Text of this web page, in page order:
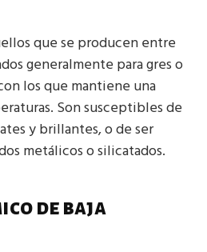
que se producen entre
generalmente para gres o
los que mantiene una
Son susceptibles de
y brillantes, o de ser
metálicos o silicatados.
de baja